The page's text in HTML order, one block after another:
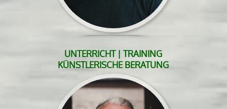
UNTERRICHT | TRAINING
KÜNSTLERISCHE BERATUNG